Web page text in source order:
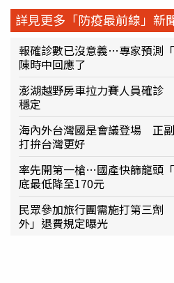
詳見更多「防疫最前線」新
報確診數已沒意義…專家預測
陳時中回應了
澎湖越野房車拉力賽人員確診
穩定
海內外台灣國是會議登場 正
打拚台灣更好
率先開第一槍…國產快篩龍頭
底最低降至170元
民眾參加旅行團需施打第三劑
外」退費規定曝光